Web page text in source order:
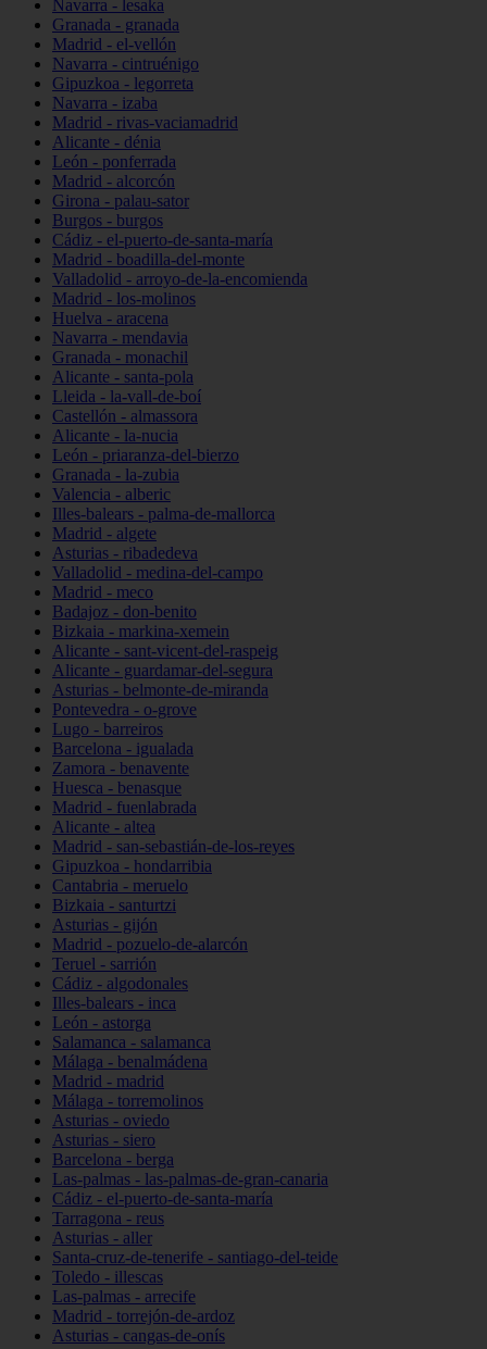
Navarra - lesaka
Granada - granada
Madrid - el-vellón
Navarra - cintruénigo
Gipuzkoa - legorreta
Navarra - izaba
Madrid - rivas-vaciamadrid
Alicante - dénia
León - ponferrada
Madrid - alcorcón
Girona - palau-sator
Burgos - burgos
Cádiz - el-puerto-de-santa-maría
Madrid - boadilla-del-monte
Valladolid - arroyo-de-la-encomienda
Madrid - los-molinos
Huelva - aracena
Navarra - mendavia
Granada - monachil
Alicante - santa-pola
Lleida - la-vall-de-boí
Castellón - almassora
Alicante - la-nucia
León - priaranza-del-bierzo
Granada - la-zubia
Valencia - alberic
Illes-balears - palma-de-mallorca
Madrid - algete
Asturias - ribadedeva
Valladolid - medina-del-campo
Madrid - meco
Badajoz - don-benito
Bizkaia - markina-xemein
Alicante - sant-vicent-del-raspeig
Alicante - guardamar-del-segura
Asturias - belmonte-de-miranda
Pontevedra - o-grove
Lugo - barreiros
Barcelona - igualada
Zamora - benavente
Huesca - benasque
Madrid - fuenlabrada
Alicante - altea
Madrid - san-sebastián-de-los-reyes
Gipuzkoa - hondarribia
Cantabria - meruelo
Bizkaia - santurtzi
Asturias - gijón
Madrid - pozuelo-de-alarcón
Teruel - sarrión
Cádiz - algodonales
Illes-balears - inca
León - astorga
Salamanca - salamanca
Málaga - benalmádena
Madrid - madrid
Málaga - torremolinos
Asturias - oviedo
Asturias - siero
Barcelona - berga
Las-palmas - las-palmas-de-gran-canaria
Cádiz - el-puerto-de-santa-maría
Tarragona - reus
Asturias - aller
Santa-cruz-de-tenerife - santiago-del-teide
Toledo - illescas
Las-palmas - arrecife
Madrid - torrejón-de-ardoz
Asturias - cangas-de-onís